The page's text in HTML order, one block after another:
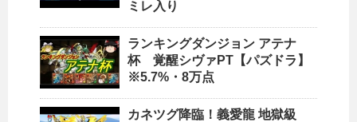
ミレ入り
ランキングダンジョン アテナ
杯 覚醒シヴァPT【パズドラ】
※5.7%・8万点
カネツグ降臨！義愛龍 地獄級